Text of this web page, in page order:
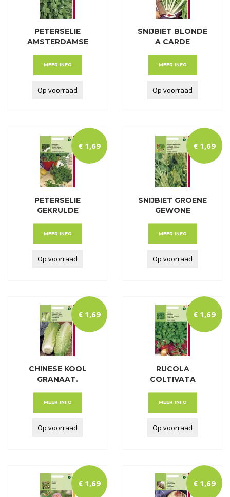
PETERSELIE
AMSTERDAMSE
MEER INFO
Op voorraad
SNIJBIET BLONDE
A CARDE
MEER INFO
Op voorraad
PETERSELIE
GEKRULDE
€ 1,69
MEER INFO
Op voorraad
SNIJBIET GROENE
GEWONE
€ 1,69
MEER INFO
Op voorraad
CHINESE KOOL
GRANAAT.
€ 1,69
MEER INFO
Op voorraad
RUCOLA
COLTIVATA
€ 1,69
MEER INFO
Op voorraad
€ 1,69 € 1,69